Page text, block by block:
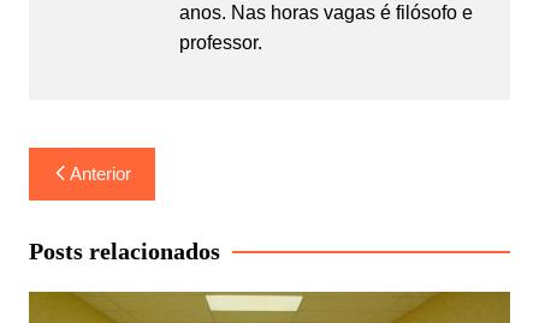
anos. Nas horas vagas é filósofo e
professor.
Navegação
de
Post
Anterior
Posts relacionados